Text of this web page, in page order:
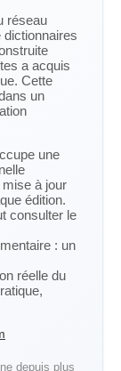
réseau
dictionnaires
a acquis
Cette
un
une
à jour
édition.
consulter le
: un
réelle du
depuis plus